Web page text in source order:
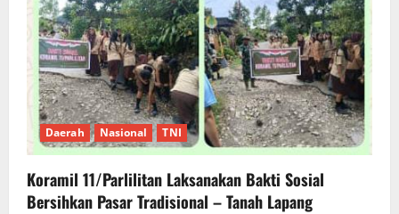
Daerah Nasional TNI
Koramil 11/Parlilitan Laksanakan Bakti Sosial
Bersihkan Pasar Tradisional – Tanah Lapang